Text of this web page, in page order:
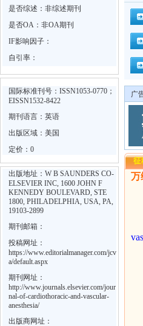
是否综述：非综述期刊
是否OA：非OA期刊
IF影响因子：
自引率：
国际标准刊号：ISSN1053-0770；
EISSN1532-8422
期刊语言：英语
出版区域：美国
定价：0
出版地址：W B SAUNDERS CO-
ELSEVIER INC, 1600 JOHN F
KENNEDY BOULEVARD, STE
1800, PHILADELPHIA, USA, PA,
19103-2899
期刊邮箱：
投稿网址：
https://www.editorialmanager.com/jcv
a/default.aspx
期刊网址：
http://www.journals.elsevier.com/jour
nal-of-cardiothoracic-and-vascular-
anesthesia/
出版商网址：
广
征
万